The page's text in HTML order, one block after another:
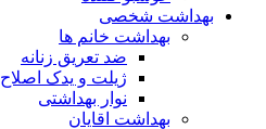
بهداشت شخصی
بهداشت خانم ها
ضد تعریق زنانه
ژیلت و یدک اصلاح
نوار بهداشتی
بهداشت اقایان